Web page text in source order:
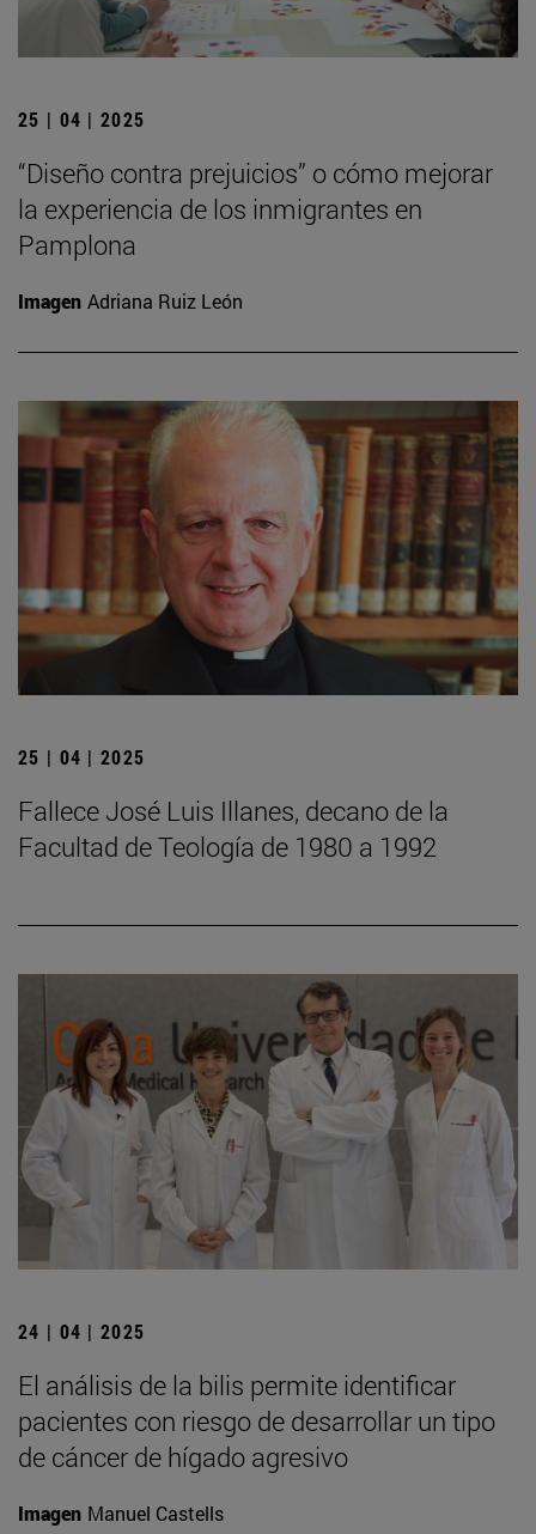
25 | 04 | 2025
“Diseño contra prejuicios” o cómo mejorar
la experiencia de los inmigrantes en
Pamplona
Imagen Adriana Ruiz León
25 | 04 | 2025
Fallece José Luis Illanes, decano de la
Facultad de Teología de 1980 a 1992
24 | 04 | 2025
El análisis de la bilis permite identificar
pacientes con riesgo de desarrollar un tipo
de cáncer de hígado agresivo
Imagen Manuel Castells